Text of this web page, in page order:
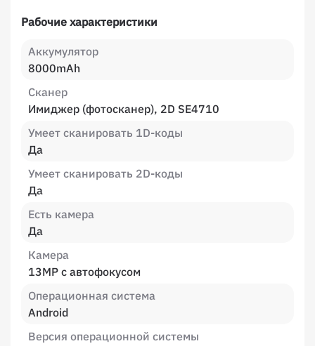
Рабочие характеристики
Аккумулятор
8000mAh
Сканер
Имиджер (фотосканер), 2D SE4710
Умеет сканировать 1D-коды
Да
Умеет сканировать 2D-коды
Да
Есть камера
Да
Камера
13MP с автофокусом
Операционная система
Android
Версия операционной системы